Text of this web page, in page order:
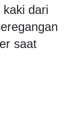
kaki dari
saat